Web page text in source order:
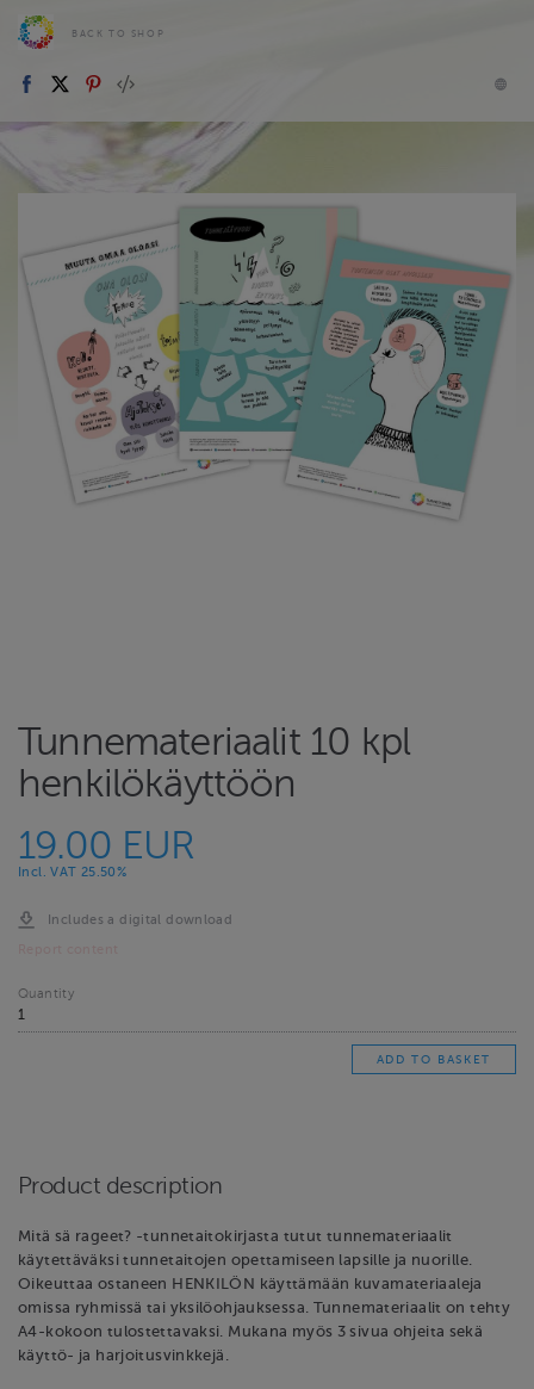
BACK TO SHOP
Tunnemateriaalit 10 kpl
henkilökäyttöön
19.00 EUR
Incl. VAT 25.50%
Includes a digital download
Quantity
Product description
Mitä sä rageet? -tunnetaitokirjasta tutut tunnemateriaalit
käytettäväksi tunnetaitojen opettamiseen lapsille ja nuorille.
Oikeuttaa ostaneen HENKILÖN käyttämään kuvamateriaaleja
omissa ryhmissä tai yksilöohjauksessa. Tunnemateriaalit on tehty
A4-kokoon tulostettavaksi. Mukana myös 3 sivua ohjeita sekä
käyttö- ja harjoitusvinkkejä.